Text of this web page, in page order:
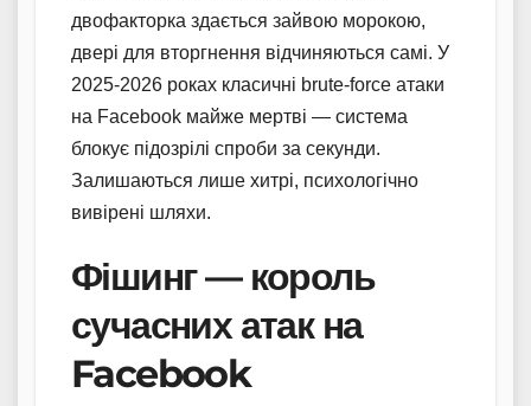
двофакторка здається зайвою морокою,
двері для вторгнення відчиняються самі. У
2025-2026 роках класичні brute-force атаки
на Facebook майже мертві — система
блокує підозрілі спроби за секунди.
Залишаються лише хитрі, психологічно
вивірені шляхи.
Фішинг — король
сучасних атак на
Facebook